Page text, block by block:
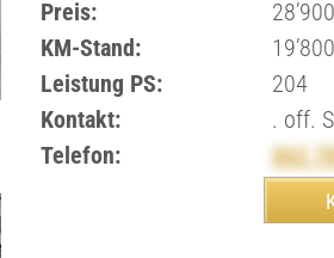
Preis:
KM-Stand:
19’800
Leistung PS:
204
Kontakt:
. off.
Telefon:
062